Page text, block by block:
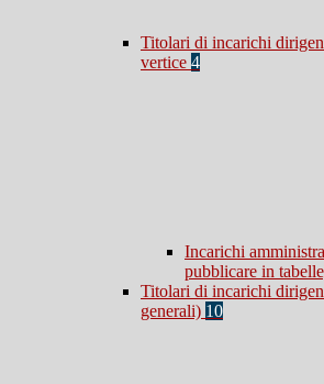
Titolari di incarichi
vertice 4
Incarichi
pubblicare in
Titolari di incarichi
generali) 10